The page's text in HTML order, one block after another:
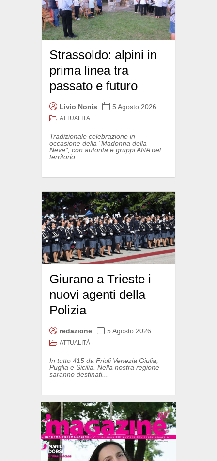
Strassoldo: alpini in
prima linea tra
passato e futuro
Livio Nonis 5 Agosto 2026
ATTUALITÀ
Tradizionale celebrazione in
occasione della "Madonna della
Neve", con autorità e gruppi ANA del
territorio...
Giurano a Trieste i
nuovi agenti della
Polizia
redazione 5 Agosto 2026
ATTUALITÀ
In tutto 415 da Friuli Venezia Giulia,
Puglia e Sicilia. Nella nostra regione
saranno destinati...